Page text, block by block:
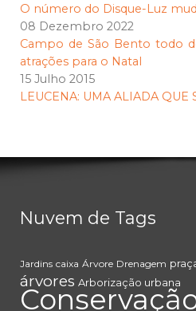
O número do Disque-Luz
08 Dezembro 2022
Campo de São Bento todo
atrações para o Natal
15 Julho 2015
LEUCENA: UMA ALIADA QUE
Nuvem de Tags
Jardins caixa Árvore Drenagem
árvores Arborização urbana